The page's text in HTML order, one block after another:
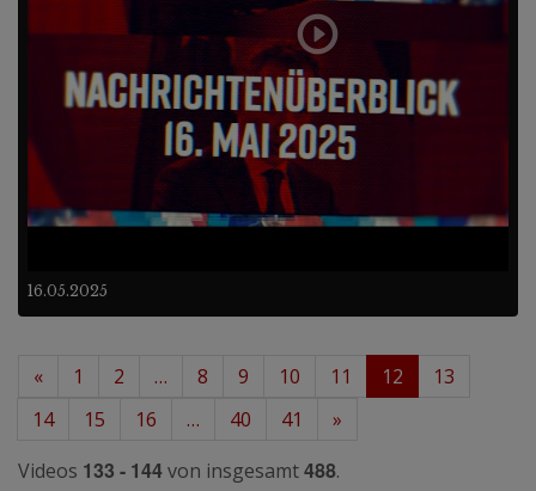
16.05.2025
« 1 2 … 8 9 10 11 12
13
14
15 16 … 40 41
»
Videos 133 - 144von insgesamt488.